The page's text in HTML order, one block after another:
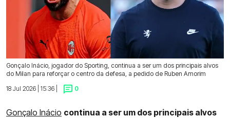
Gonçalo Inácio, jogador do Sporting, continua a ser um dos principais alvos
do Milan para reforçar o centro da defesa, a pedido de Ruben Amorim
18 Jul 2026 | 15:36 |
0
Gonçalo Inácio continua a ser um dos principais alvos